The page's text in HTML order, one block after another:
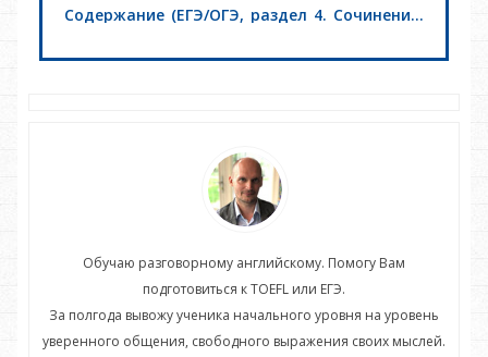
Содержание (ЕГЭ/ОГЭ, раздел 4. Сочинение,
часть C2)
Обучаю разговорному английскому. Помогу Вам
подготовиться к TOEFL или ЕГЭ.
За полгода вывожу ученика начального уровня на уровень
уверенного общения, свободного выражения своих мыслей.